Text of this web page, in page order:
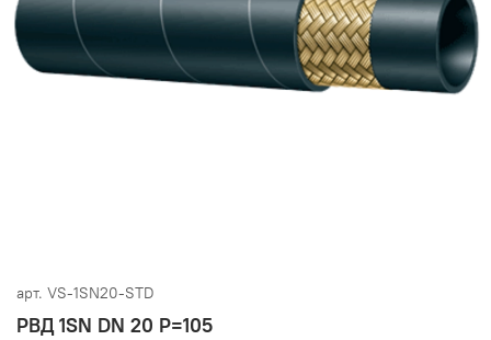
арт. VS-1SN20-STD
РВД 1SN DN 20 P=105